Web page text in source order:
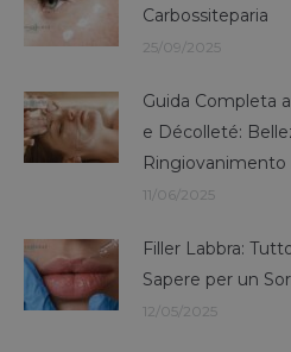
Carbossiteparia
25/09/2025
Guida Completa
e Décolleté:
11/06/2025
Filler Labbra:
Sapere per un
12/05/2025